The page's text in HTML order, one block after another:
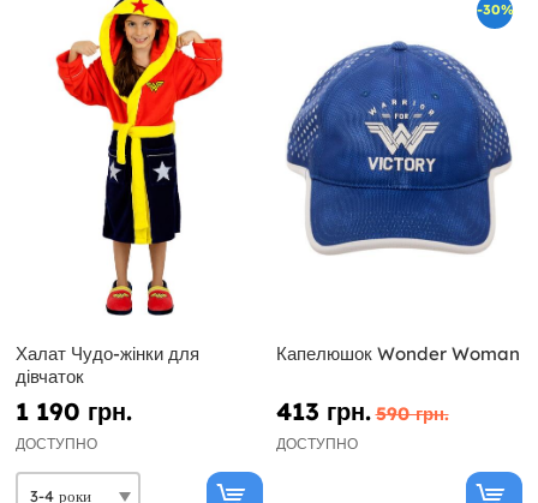
Халат Чудо-жінки для
дівчаток
1 190 грн.
ДОСТУПНО
-30%
Капелюшок Wonder Woman
413 грн. 590 грн.
ДОСТУПНО